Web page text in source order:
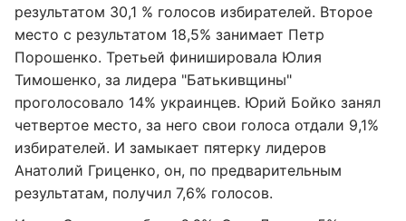
результатом 30,1 % голосов избирателей. Второе
место с результатом 18,5% занимает Петр
Порошенко. Третьей финишировала Юлия
Тимошенко, за лидера "Батькивщины"
проголосовало 14% украинцев. Юрий Бойко занял
четвертое место, за него свои голоса отдали 9,1%
избирателей. И замыкает пятерку лидеров
Анатолий Гриценко, он, по предварительным
результатам, получил 7,6% голосов.